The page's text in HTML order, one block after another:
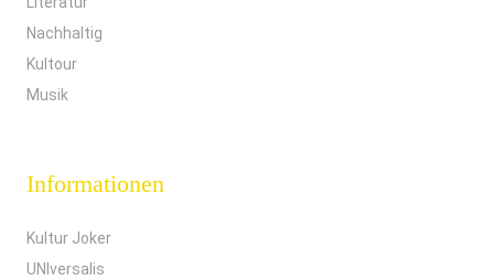
Nachhaltig
Kultour
Musik
Informationen
Kultur Joker
UNIversalis